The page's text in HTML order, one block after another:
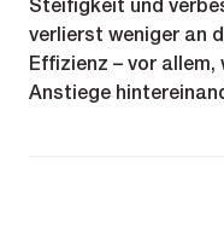
Steifigkeit und
verlierst weniger an
Effizienz – vor
Anstiege